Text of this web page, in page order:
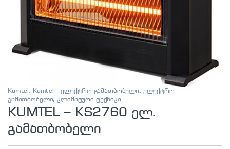
Kumtel , Kumtel - ელექტრო გამათბობელი, ელექტრო
გამათბობელი,კლიმატური ტექნიკა
KUMTEL – KS2760 ელ.
გამათბობელი